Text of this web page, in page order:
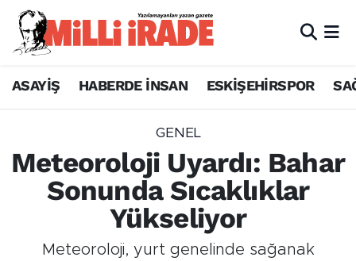
ASAYİŞ HABERDE İNSAN ESKİŞEHİRSPOR
GENEL
Meteoroloji Uyardı: Bahar
Sonunda Sıcaklıklar
Yükseliyor
Meteoroloji, yurt genelinde sağanak